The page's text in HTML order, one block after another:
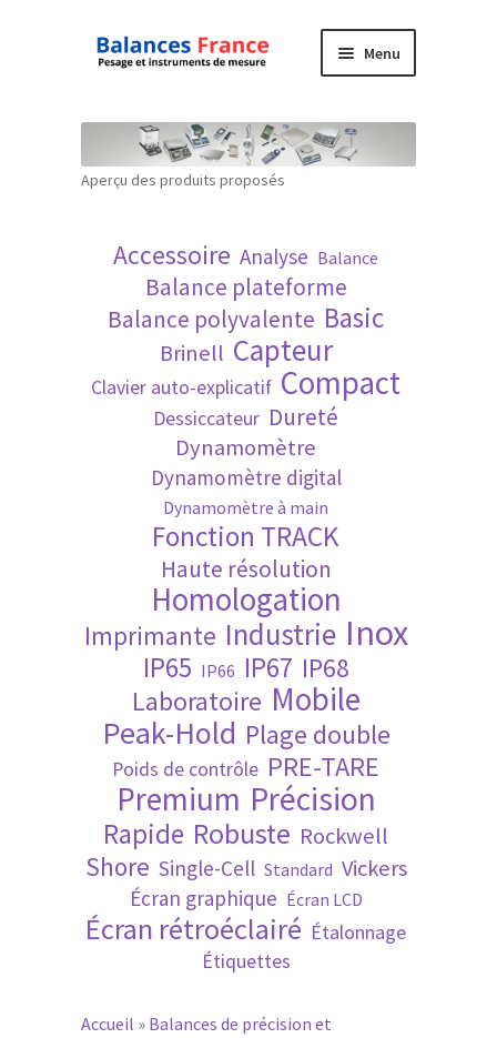
Aller
navigation
Aller
Menu
Mon compte
Politique de confidentialité
Politique en matière de remboursements et
Recherche avancée
Technique
Validation de la commande
Aperçu des produits proposés
Accessoire Analyse Balance
Balance plateforme
Balance polyvalente Basic
Brinell Capteur
Clavier auto-explicatif Compact
Dessiccateur Dureté
Dynamomètre
Dynamomètre digital
Dynamomètre à main
Fonction TRACK
Haute résolution
Homologation
Imprimante Industrie Inox
IP65 IP66 IP67 IP68
Laboratoire Mobile
Peak-Hold Plage double
Poids de contrôle PRE-TARE
Premium Précision
Rapide Robuste Rockwell
Shore Single-Cell Standard Vickers
Écran graphique Écran LCD
Écran rétroéclairé Étalonnage
Étiquettes
Accueil » Balances de précision et